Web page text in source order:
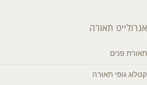
אגרולייט תאורה
תאורת פנים
קטלוג גופי תאורה